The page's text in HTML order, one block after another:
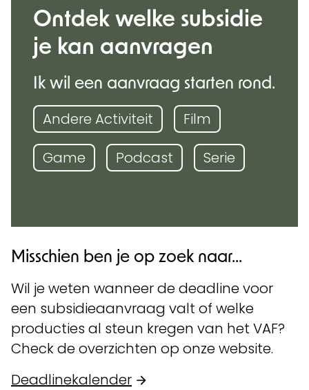
Ontdek welke subsidie
je kan aanvragen
Ik wil een aanvraag starten rond.
Andere Activiteit
Film
Game
Podcast Serie
Misschien ben je op zoek naar...
Wil je weten wanneer de deadline voor
een subsidieaanvraag valt of welke
producties al steun kregen van het VAF?
Check de overzichten op onze website.
Deadlinekalender